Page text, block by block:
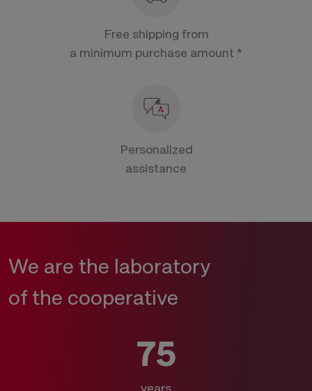
Free shipping from
a minimum purchase amount *
Personalized
assistance
We are the laboratory
of the cooperative
75
years